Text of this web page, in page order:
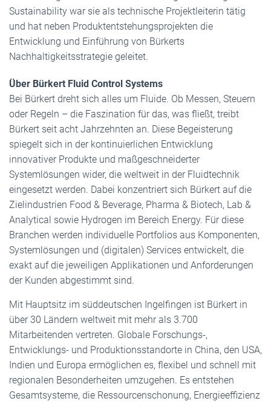
Sustainability war sie als technische Projektleiterin tätig
und hat neben Produktentstehungsprojekten die
Entwicklung und Einführung von Bürkerts
Nachhaltigkeitsstrategie geleitet.
Über Bürkert Fluid Control Systems
Bei Bürkert dreht sich alles um Fluide. Ob Messen, Steuern
oder Regeln – die Faszination für das, was fließt, treibt
Bürkert seit acht Jahrzehnten an. Diese Begeisterung
spiegelt sich in der kontinuierlichen Entwicklung
innovativer Produkte und maßgeschneiderter
Systemlösungen wider, die weltweit in der Fluidtechnik
eingesetzt werden. Dabei konzentriert sich Bürkert auf die
Zielindustrien Food & Beverage, Pharma & Biotech, Lab &
Analytical sowie Hydrogen im Bereich Energy. Für diese
Branchen werden individuelle Portfolios aus Komponenten,
Systemlösungen und (digitalen) Services entwickelt, die
exakt auf die jeweiligen Applikationen und Anforderungen
der Kunden abgestimmt sind.
Mit Hauptsitz im süddeutschen Ingelfingen ist Bürkert in
über 30 Ländern weltweit mit mehr als 3.700
Mitarbeitenden vertreten. Globale Forschungs-,
Entwicklungs- und Produktionsstandorte in China, den USA,
Indien und Europa ermöglichen es, flexibel und schnell mit
regionalen Besonderheiten umzugehen. Es entstehen
Gesamtsysteme, die Ressourcenschonung, Energieeffizienz